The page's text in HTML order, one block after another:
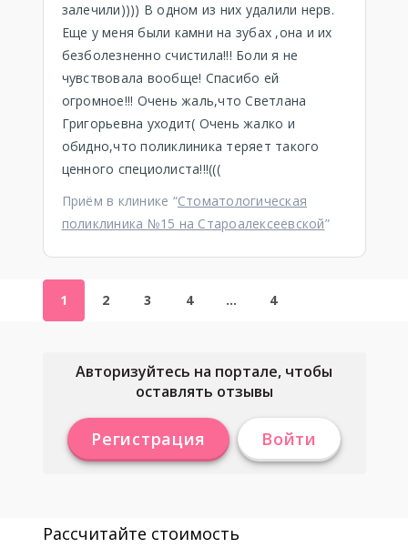
залечили)))) В одном из них удалили нерв.
Еще у меня были камни на зубах ,она и их
безболезненно счистила!!! Боли я не
чувствовала вообще! Спасибо ей
огромное!!! Очень жаль,что Светлана
Григорьевна уходит( Очень жалко и
обидно,что поликлиника теряет такого
ценного специолиста!!!(((
Приём в клинике “Стоматологическая
поликлиника №15 на Староалексеевской”
1 2 3 4 … 4
Авторизуйтесь на портале, чтобы
оставлять отзывы
Регистрация Войти
Рассчитайте стоимость